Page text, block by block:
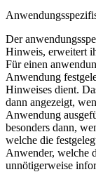
Der
Hinweis, erweitert
Für einen
Anwendung
Hinweises dient.
dann angezeigt,
Anwendung
besonders dann,
welche die
Anwender, welche
unnötigerweise